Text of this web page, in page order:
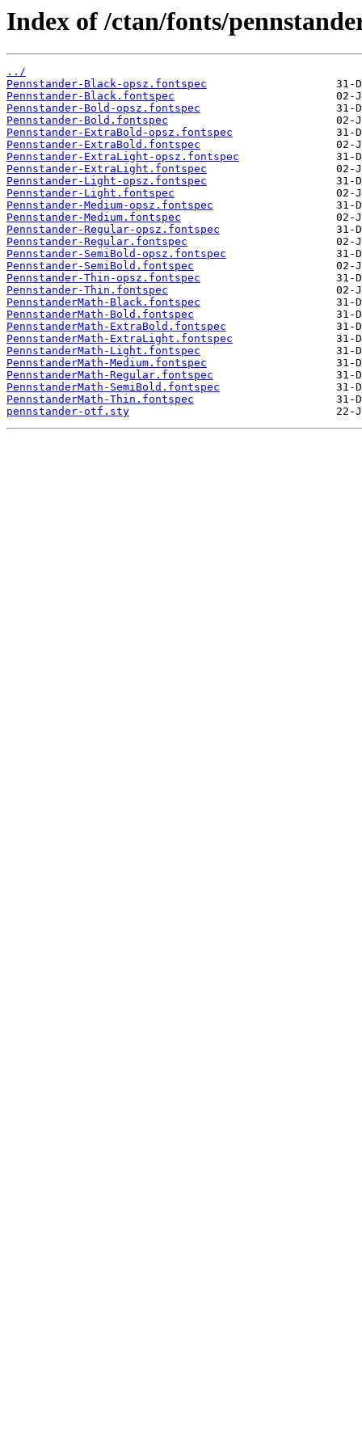
Index of /ctan/fonts/
../
Pennstander-Black-opsz.fontspec
Pennstander-Black.fontspec
Pennstander-Bold-opsz.fontspec
Pennstander-Bold.fontspec
Pennstander-ExtraBold-opsz.fontspec
Pennstander-ExtraBold.fontspec
Pennstander-ExtraLight-opsz.fontspec
Pennstander-ExtraLight.fontspec
Pennstander-Light-opsz.fontspec
Pennstander-Light.fontspec
Pennstander-Medium-opsz.fontspec
Pennstander-Medium.fontspec
Pennstander-Regular-opsz.fontspec
Pennstander-Regular.fontspec
Pennstander-SemiBold-opsz.fontspec
Pennstander-SemiBold.fontspec
Pennstander-Thin-opsz.fontspec
Pennstander-Thin.fontspec
PennstanderMath-Black.fontspec
PennstanderMath-Bold.fontspec
PennstanderMath-ExtraBold.fontspec
PennstanderMath-ExtraLight.fontspec
PennstanderMath-Light.fontspec
PennstanderMath-Medium.fontspec
PennstanderMath-Regular.fontspec
PennstanderMath-SemiBold.fontspec
PennstanderMath-Thin.fontspec
pennstander-otf.sty